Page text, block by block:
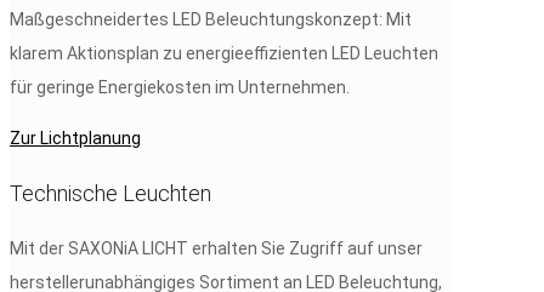
Maßgeschneidertes LED Beleuchtungskonzept: Mit
klarem Aktionsplan zu energieeffizienten LED Leuchten
für geringe Energiekosten im Unternehmen.
Zur Lichtplanung
Technische Leuchten
Mit der SAXONiA LICHT erhalten Sie Zugriff auf unser
herstellerunabhängiges Sortiment an LED Beleuchtung,